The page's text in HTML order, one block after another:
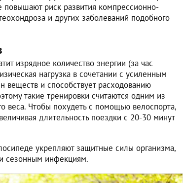
риск развития компрессионно-
и других заболеваний подобного
изрядное количество энергии (за час
нагрузка в сочетании с усиленным
веществ и способствует расходованию
такие тренировки считаются одним из
веса. Чтобы похудеть с помощью велоспорта,
длительность поездки с 20-30 минут
укрепляют защитные силы организма,
сезонным инфекциям.